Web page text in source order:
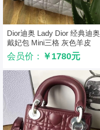
Dior迪奥 Lady Dior 经典迪奥
戴妃包 Mini三格 灰色羊皮
Dior链条包 金扣
会员价： ￥1780元